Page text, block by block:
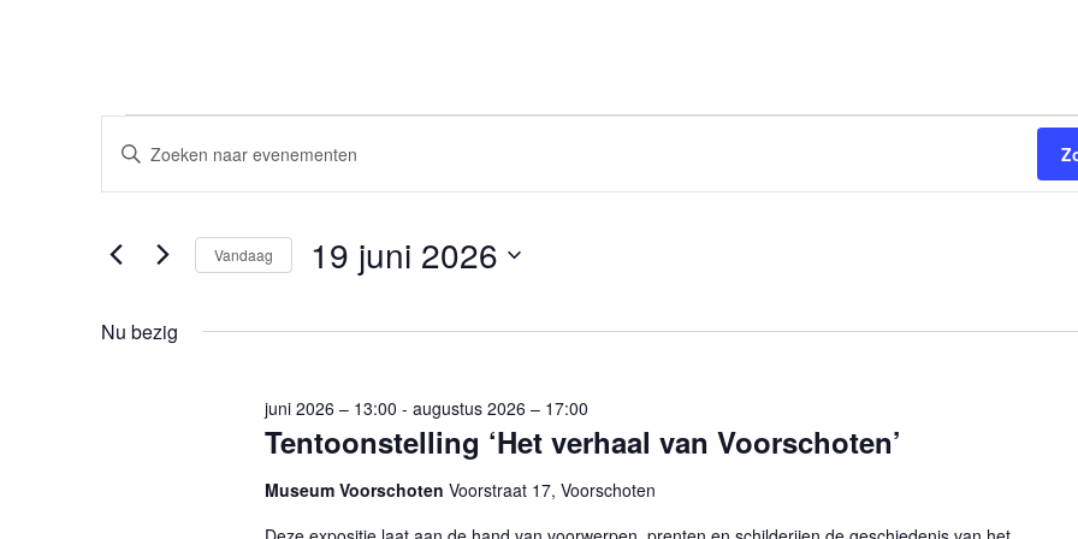
Evenementen
for
19
juni
2026
Evenementen
Zoeken
en
navigatie
Vul
keyword
Zoek
met
Vandaag 19 juni 2026
Nu bezig
Tentoonstelling ‘Het verhaal van Voorschoten’
juni 2026 – 13:00 - augustus 2026 – 17:00
Museum Voorschoten Voorstraat 17, Voorschoten